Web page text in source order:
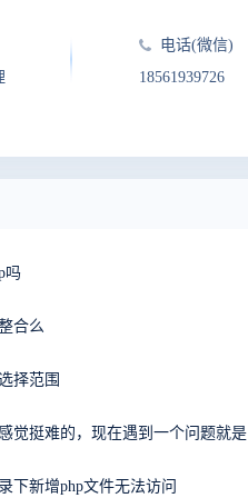
电话(微信)
18561939726
吗
合么
择范围
觉挺难的，现在遇到一个问题就是
下新增php文件无法访问